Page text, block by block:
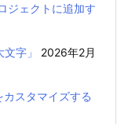
ジェクトに追加す
字」
2026年2月
スタマイズする